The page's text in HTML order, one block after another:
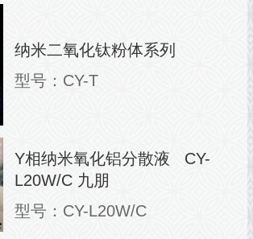
纳米二氧化钛粉体系列
型号：CY-T
Y相纳米氧化铝分散液 CY-
L20W/C 九朋
型号：CY-L20W/C